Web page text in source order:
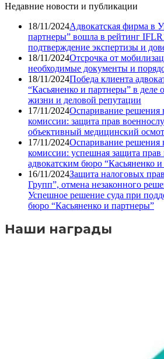
Недавние новости и публикации
18/11/2024Адвокатская фирма в
партнеры” вошла в рейтинг
подтверждение экспертизы и
18/11/2024Отсрочка от
необходимые документы и
18/11/2024Победа клиента
“Касьяненко и партнеры” в деле
жизни и деловой репутации
17/11/2024Оспаривание решения
комиссии: защита прав
объективный медицинский
17/11/2024Оспаривание решения
комиссии: успешная защита
адвокатским бюро “Касьяненко
16/11/2024Защита налоговых
Групп”, отмена незаконного
Успешное решение суда при
бюро “Касьяненко и партнеры”
Наши награды